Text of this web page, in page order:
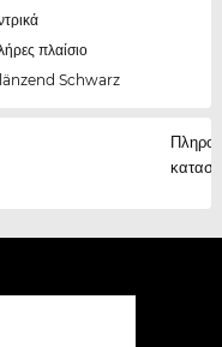
πλαίσιο
Schwarz